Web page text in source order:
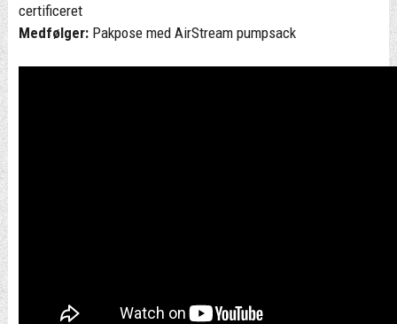
certificeret
Medfølger:Pakpose med AirStream pumpsack